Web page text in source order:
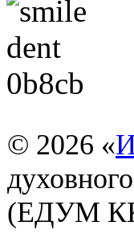
© 2026 «
(ЕДУМ